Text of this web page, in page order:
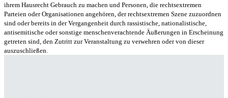
ihrem Hausrecht Gebrauch zu machen und Personen, die rechtsextremen
Parteien oder Organisationen angehören, der rechtsextremen Szene zuzuordnen
sind oder bereits in der Vergangenheit durch rassistische, nationalistische,
antisemitische oder sonstige menschenverachtende Äußerungen in Erscheinung
getreten sind, den Zutritt zur Veranstaltung zu verwehren oder von dieser
auszuschließen.